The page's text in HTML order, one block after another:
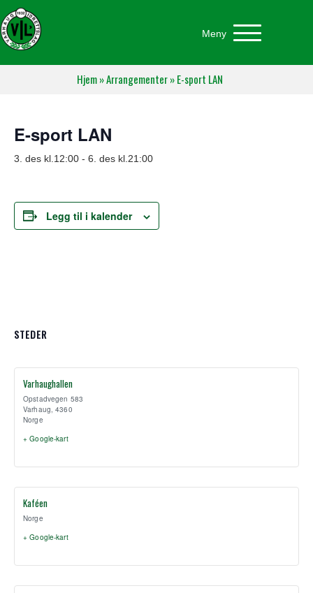
Meny
Hjem»Arrangementer»E-sport LAN
E-sport LAN
3. des kl.12:00 - 6. des kl.21:00
Legg til i kalender
STEDER
Varhaughallen
Opstadvegen 583
Varhaug 4360
Norge
+ Google-kart
Kaféen
Norge
+ Google-kart